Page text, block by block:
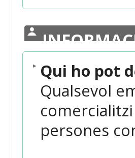
Qui ho pot
Qualsevol
persones